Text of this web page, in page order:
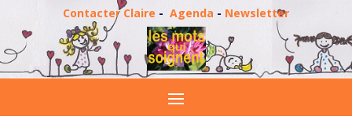
Contacter Claire - Agenda - Newsletter